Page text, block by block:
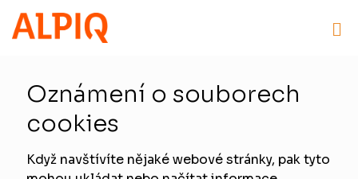
Oznámení o souborech
cookies
Když navštívíte nějaké webové stránky, pak tyto